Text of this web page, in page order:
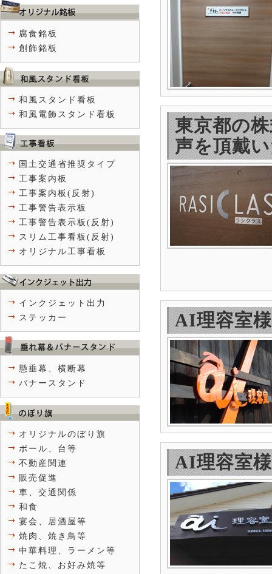
東京都の
声を頂戴
AI理容室
AI理容室
腐食銘板
創飾銘板
和風スタンド看板
和風電飾スタンド看板
国土交通省推奨タイプ
工事案内板
工事案内板(反射)
工事警告表示板
工事警告表示板(反射)
スリム工事看板(反射)
オリジナル工事看板
インクジェット出力
ステッカー
懸垂幕、横断幕
バナースタンド
オリジナルのぼり旗
ポール、台等
不動産関連
販売促進
車、交通関係
和食
宴会、居酒屋等
焼肉、焼き鳥等
中華料理、ラーメン等
たこ焼、お好み焼等